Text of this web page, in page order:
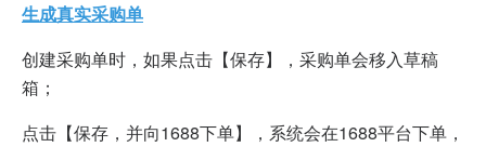
生成真实采购单
创建采购单时，如果点击【保存】，采购单会移入草稿
箱；
点击【保存，并向1688下单】，系统会在1688平台下单，